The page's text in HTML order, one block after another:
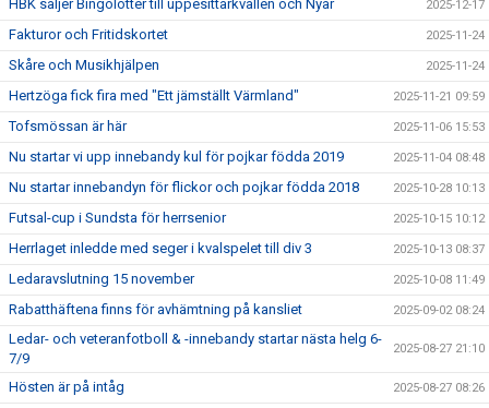
HBK säljer Bingolotter till uppesittarkvällen och Nyår 2025-12-17
Fakturor och Fritidskortet 2025-11-24
Skåre och Musikhjälpen 2025-11-24
Hertzöga fick fira med "Ett jämställt Värmland" 2025-11-21 09:59
Tofsmössan är här 2025-11-06 15:53
Nu startar vi upp innebandy kul för pojkar födda 2019 2025-11-04 08:48
Nu startar innebandyn för flickor och pojkar födda 2018 2025-10-28 10:13
Futsal-cup i Sundsta för herrsenior 2025-10-15 10:12
Herrlaget inledde med seger i kvalspelet till div 3 2025-10-13 08:37
Ledaravslutning 15 november 2025-10-08 11:49
Rabatthäftena finns för avhämtning på kansliet 2025-09-02 08:24
Ledar- och veteranfotboll & -innebandy startar nästa helg 6-
7/9
2025-08-27 21:10
Hösten är på intåg 2025-08-27 08:26